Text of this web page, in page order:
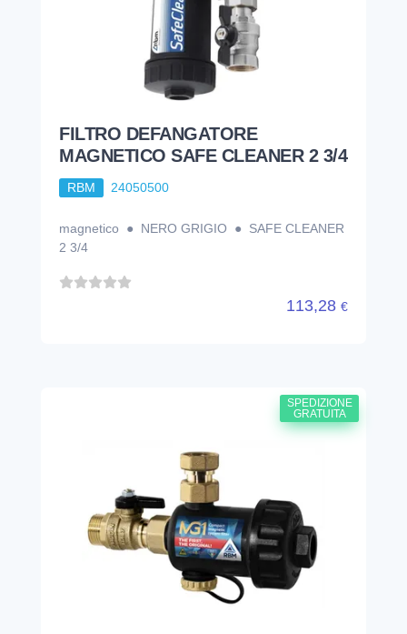
FILTRO DEFANGATORE
MAGNETICO SAFE CLEANER 2 3/4
RBM 24050500
magnetico ● NERO GRIGIO ● SAFE CLEANER
2 3/4
113,28 €
SPEDIZIONE
GRATUITA